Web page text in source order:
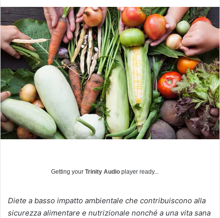
v
i
a
u
n
'
e
m
a
i
l
Getting your Trinity Audio player ready...
Diete a basso impatto ambientale che contribuiscono alla
sicurezza alimentare e nutrizionale nonché a una vita sana